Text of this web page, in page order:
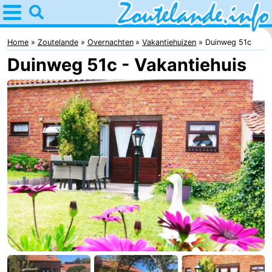
Home
Zoutelande
Tips
Voor
kinderen
Webcam
Webcam
Langstraat
Webcam
Strand
Overnachten
Appartementen
Bed
Home Zoutelande Overnachten Vakantiehuizen Duinweg 51c
Duinweg 51c - Vakantiehuis